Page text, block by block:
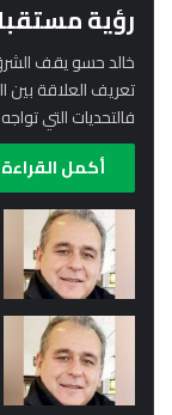
رؤية
خالد حسو يقف
تعريف العلاقة بين
فالتحديات التي
أكمل